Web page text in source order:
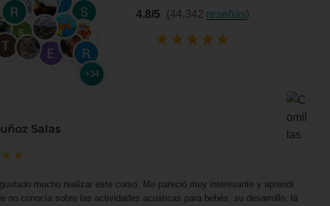
+34
4.8/5 (44,342 reseñas)
★★★★★
Salas
★ ★
mucho realizar este curso. Me pareció muy interesante y aprendí
no conocía sobre las actividades acuáticas para bebés, su desarrollo, la